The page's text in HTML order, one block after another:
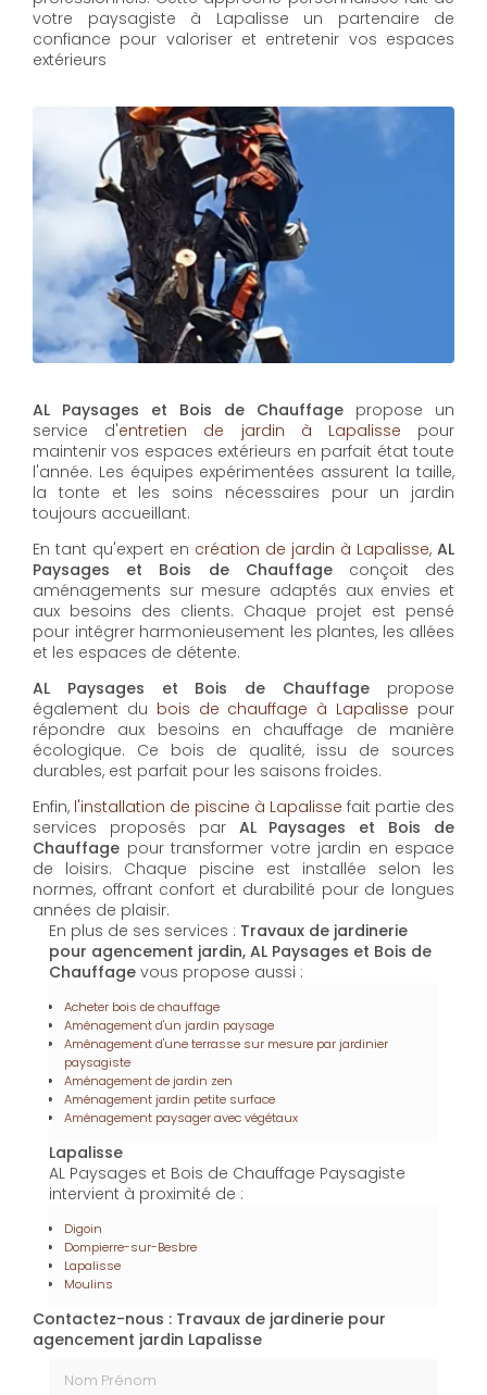
votre paysagiste à Lapalisse un partenaire de
confiance pour valoriser et entretenir vos espaces
extérieurs
AL Paysages et Bois de Chauffage propose un
service d'entretien de jardin à Lapalisse pour
maintenir vos espaces extérieurs en parfait état toute
l'année. Les équipes expérimentées assurent la taille,
la tonte et les soins nécessaires pour un jardin
toujours accueillant.
En tant qu'expert en création de jardin à Lapalisse, AL
Paysages et Bois de Chauffageconçoit des
aménagements sur mesure adaptés aux envies et
aux besoins des clients. Chaque projet est pensé
pour intégrer harmonieusement les plantes, les allées
et les espaces de détente.
AL Paysages et Bois de Chauffage propose
également du bois de chauffage à Lapalisse pour
répondre aux besoins en chauffage de manière
écologique. Ce bois de qualité, issu de sources
durables, est parfait pour les saisons froides.
Enfin, l'installation de piscine à Lapalisse fait partie des
services proposés par AL Paysages et Bois de
Chauffage pour transformer votre jardin en espace
de loisirs. Chaque piscine est installée selon les
normes, offrant confort et durabilité pour de longues
années de plaisir.
En plus de ses services : Travaux de jardinerie
pour agencement jardin, AL Paysages et Bois de
Chauffage vous propose aussi :
Acheter bois de chauffage
Aménagement d'un jardin paysage
Aménagement d'une terrasse sur mesure par jardinier
paysagiste
Aménagement de jardin zen
Aménagement jardin petite surface
Aménagement paysager avec végétaux
Lapalisse
AL Paysages et Bois de Chauffage Paysagiste
intervient à proximité de :
Digoin
Dompierre-sur-Besbre
Lapalisse
Moulins
Contactez-nous : Travaux de jardinerie pour
agencement jardin Lapalisse